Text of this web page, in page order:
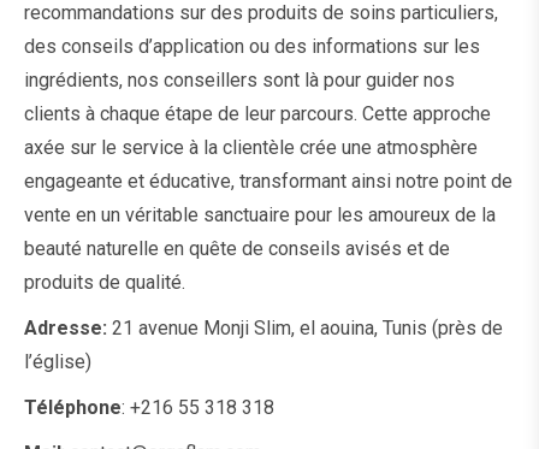
recommandations sur des produits de soins particuliers,
des conseils d’application ou des informations sur les
ingrédients, nos conseillers sont là pour guider nos
clients à chaque étape de leur parcours. Cette approche
axée sur le service à la clientèle crée une atmosphère
engageante et éducative, transformant ainsi notre point de
vente en un véritable sanctuaire pour les amoureux de la
beauté naturelle en quête de conseils avisés et de
produits de qualité.
Adresse: 21 avenue Monji Slim, el aouina, Tunis (près de
l’église)
Téléphone: +216 55 318 318